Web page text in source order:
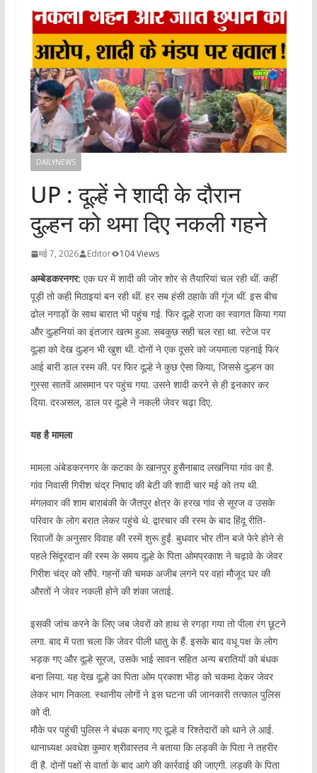
DAILYNEWS
UP : दूल्हें ने शादी के दौरान
दुल्हन को थमा दिए नकली गहने
मई 7, 2026 Editor 104 Views
अम्बेडकरनगर: एक घर में शादी की जोर शोर से तैयारियां चल रही थीं. कहीं
पूड़ी तो कही मिठाइयां बन रही थीं. हर सब हंसी ठहाके की गूंज थीं. इस बीच
ढोल नगाड़ों के साथ बारात भी पहुंच गई. फिर दूल्हे राजा का स्वागत किया गया
और दुल्हनियां का इंतजार खत्म हुआ. सबकुछ सही चल रहा था. स्टेज पर
दूल्हा को देख दुल्हन भी खुश थी. दोनों ने एक दूसरे को जयमाला पहनाई फिर
आई बारी डाल रस्म की. पर फिर दूल्हे ने कुछ ऐसा किया, जिससे दुल्हन का
गुस्सा सातवें आसमान पर पहुंच गया. उसने शादी करने से ही इनकार कर
दिया. दरअसल, डाल पर दूल्हे ने नकली जेवर चढ़ा दिए.
यह है मामला
मामला अंबेडकरनगर के कटका के खानपुर हुसैनाबाद लखनिया गांव का है.
गांव निवासी गिरीश चंद्र निषाद की बेटी की शादी चार मई को तय थी.
मंगलवार की शाम बाराबंकी के जैतपुर क्षेत्र के हरख गांव से सूरज व उसके
परिवार के लोग बरात लेकर पहुंचे थे. द्वारचार की रस्म के बाद हिंदू रीति-
रिवाजों के अनुसार विवाह की रस्में शुरू हुईं. बुधवार भोर तीन बजे फेरे होने से
पहले सिंदूरदान की रस्म के समय दूल्हे के पिता ओमप्रकाश ने चढ़ावे के जेवर
गिरीश चंद्र को सौंपे. गहनों की चमक अजीब लगने पर वहां मौजूद घर की
औरतों ने जेवर नकली होने की शंका जताई.
इसकी जांच करने के लिए जब जेवरों को हाथ से रगड़ा गया तो पीला रंग छूटने
लगा. बाद में पता चला कि जेवर पीली धातु के हैं. इसके बाद वधू पक्ष के लोग
भड़क गए और दूल्हे सूरज, उसके भाई सावन सहित अन्य बरातियों को बंधक
बना लिया. यह देख दूल्हे का पिता ओम प्रकाश भीड़ को चकमा देकर जेवर
लेकर भाग निकला. स्थानीय लोगों ने इस घटना की जानकारी तत्काल पुलिस
को दी.
मौके पर पहुंची पुलिस ने बंधक बनाए गए दूल्हे व रिश्तेदारों को थाने ले आई.
थानाध्यक्ष अवधेश कुमार श्रीवास्तव ने बताया कि लड़की के पिता ने तहरीर
दी है. दोनों पक्षों से वार्ता के बाद आगे की कार्रवाई की जाएगी. लड़की के पिता